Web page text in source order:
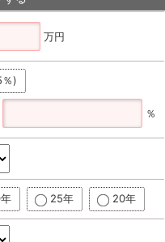
万円
)
％
25年 20年